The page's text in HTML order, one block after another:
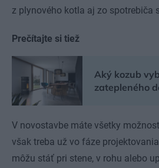
z plynového kotla aj zo spotrebiča
Prečítajte si tiež
Aký kozub
zatepleného
V novostavbe máte všetky
však treba už vo fáze
môžu stáť pri stene, v rohu alebo